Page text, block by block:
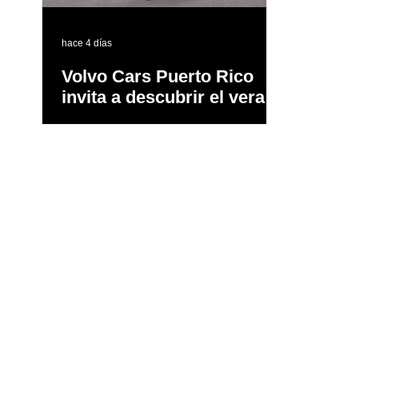
Volvo Cars Puerto Rico
invita a descubrir el verano
hace 4 días